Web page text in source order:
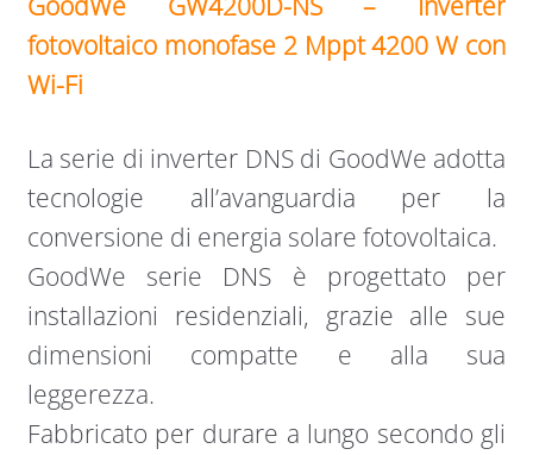
fotovoltaico monofase 2 Mppt4200 W con
Wi-Fi
La serie di inverter DNS di GoodWe adotta
tecnologie all’avanguardia per la
conversione di energia solare fotovoltaica.
GoodWe serie DNS è progettato per
installazioni residenziali, grazie alle sue
dimensioni compatte e alla sua
leggerezza.
Fabbricato per durare a lungo secondo gli